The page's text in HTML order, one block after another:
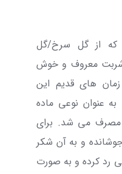
که از گل سرخ/گل
معروف و خوش
های قدیم این
عنوان نوعی ماده
مصرف می شد. برای
و به آن شکر
رد کرده و به صورت